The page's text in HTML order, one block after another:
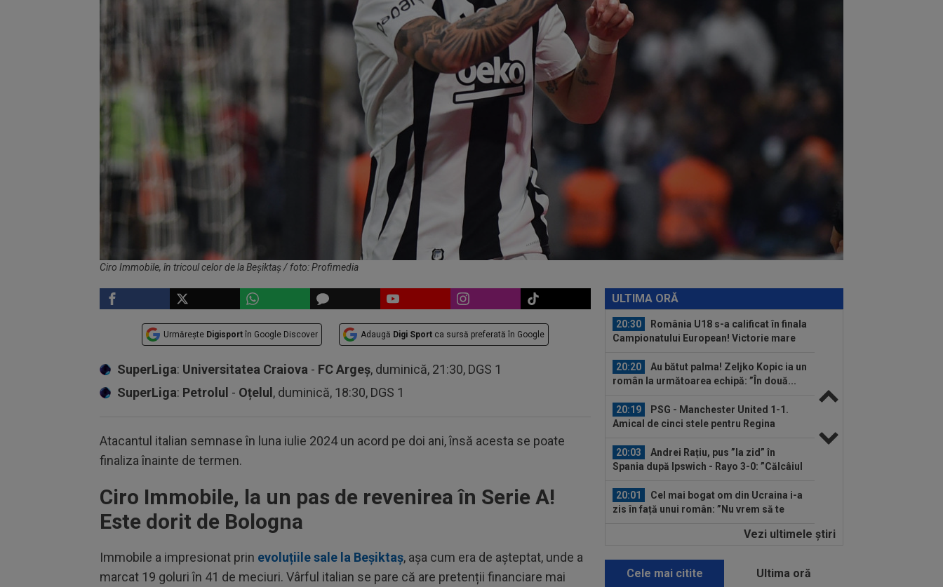
Ciro Immobile, în tricoul celor de la Beșiktaș / foto: Profimedia
Urmărește Digisport în Google Discover Adaugă Digi Sport ca sursă preferată în Google
SuperLiga: Universitatea Craiova - FC Argeș, duminică, 21:30, DGS 1
SuperLiga: Petrolul - Oțelul , duminică, 18:30, DGS 1
Atacantul italian semnase în luna iulie 2024 un acord pe doi ani, însă acesta se poate
finaliza înainte de termen.
Ciro Immobile, la un pas de revenirea în Serie A!
Este dorit de Bologna
Immobile a impresionat prin evoluțiile sale la Beșiktaș, așa cum era de așteptat, unde a
marcat 19 goluri în 41 de meciuri. Vârful italian se pare că are pretenții financiare mai
ULTIMA ORĂ
20:03
Andrei Rațiu, pus ”la zid” în
Spania după Ipswich - Rayo 3-0: ”Călcâiul
lui...
Cel mai bogat om din Ucraina i-a
zis în față unui român: ”Nu vrem să te
Ce se întâmplă cu ultimul jucător
transferat de Dinamo la meciul cu FC
Voluntari
19:37
OUT! Jucătorul care a plecat de la
EXCLUSIV
CFR Cluj are
antrenor: Marius Șumudică!
”Marinarii” au câștigat la Ovidiu, în urma
unui meci...
20:30
România U18 s-a calificat în finala
Campionatului European! Victorie mare
20:20
Au bătut palma! Zeljko Kopic ia un
român la următoarea echipă: ”În două...
20:19
PSG - Manchester United 1-1.
Amical de cinci stele pentru Regina
20:03
Andrei Rațiu, pus ”la zid” în
Spania după Ipswich - Rayo 3-0: ”Călcâiul
20:01
Cel mai bogat om din Ucraina i-a
zis în față unui român: ”Nu vrem să te
Dinamo - FC Voluntari LIVE
19:57
Ce se întâmplă cu ultimul jucător
Vezi ultimele ştiri
Cele mai citite Ultima oră